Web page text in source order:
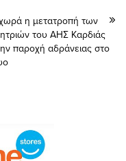
η μετατροπή των
του ΑΗΣ Καρδιάς
παροχή αδράνειας στο